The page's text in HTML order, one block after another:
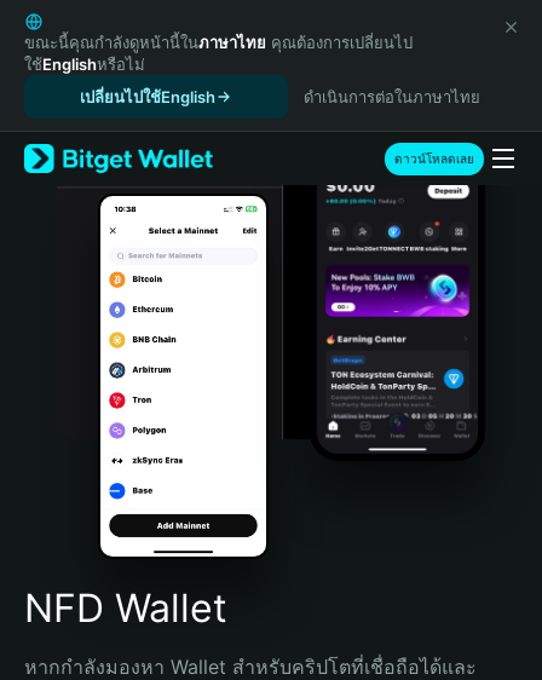
English
日本語
Tiếng Việt
Español (Latinoamérica)
Türkçe
Italiano
Português (Portugal)
Bahasa Indonesia
Português (Brasil)
Español (Argentina)
ขณะนี้คุณกำลังดูหน้านี้ในภาษาไทย คุณต้องการเปลี่ยนไป
ใช้Englishหรือไม่
เปลี่ยนไปใช้English
ดำเนินการต่อในภาษาไทย
ดาวน์โหลดเลย
NFD Wallet
หากกำลังมองหา Wallet สำหรับคริปโตที่เชื่อถือได้และ